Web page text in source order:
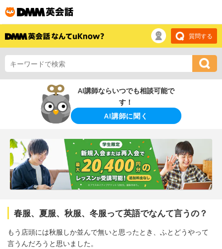
質問する
AI講師ならいつでも相談可能で
す！
AI講師に聞く
春服、夏服、秋服、冬服って英語でなんて言うの？
もう店頭には秋服しか並んで無いと思ったとき、ふとどうやって
言うんだろうと思いました。